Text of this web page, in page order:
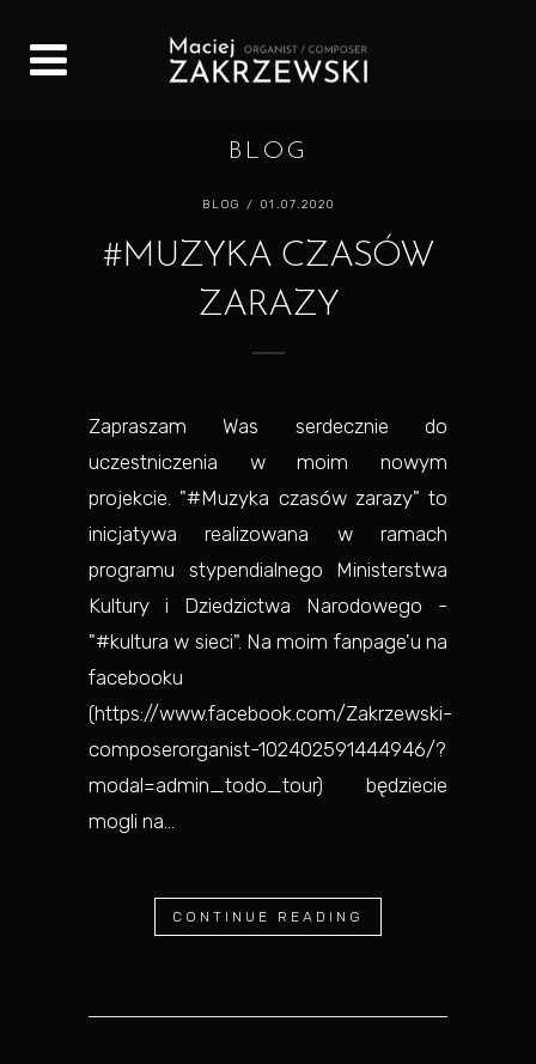
BLOG
BLOG / 01.07.2020
#MUZYKA CZASÓW
ZARAZY
Zapraszam Was serdecznie do
uczestniczenia w moim nowym
projekcie. "#Muzyka czasów zarazy" to
inicjatywa realizowana w ramach
programu stypendialnego Ministerstwa
Kultury i Dziedzictwa Narodowego -
"#kultura w sieci". Na moim fanpage'u na
facebooku
(https://www.facebook.com/Zakrzewski-
composerorganist-102402591444946/?
modal=admin_todo_tour) będziecie
mogli na...
CONTINUE READING